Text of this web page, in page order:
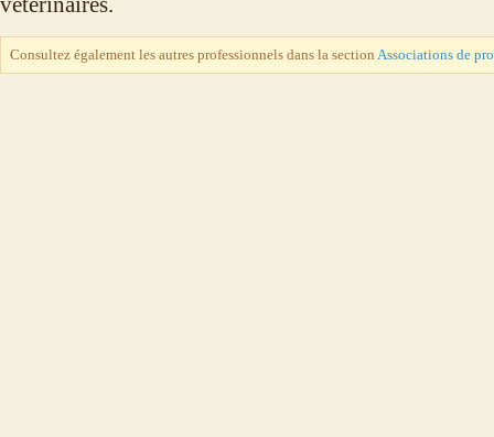
Consultez également les autres professionnels dans la section Associations de